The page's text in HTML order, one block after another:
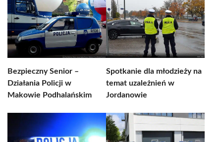
Bezpieczny Senior –
Działania Policji w
Makowie Podhalańskim
Spotkanie dla młodzieży na
temat uzależnień w
Jordanowie